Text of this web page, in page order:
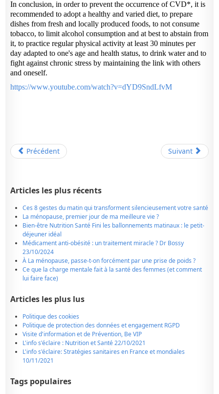
In conclusion, in order to prevent the occurrence of CVD*, it is
recommended to adopt a healthy and varied diet, to prepare
dishes from fresh and locally produced foods, to not consume
tobacco, to limit alcohol consumption and at best to abstain from
it, to practice regular physical activity at least 30 minutes per
day adapted to one's age and health status, to drink water and to
fight against chronic stress by maintaining the link with others
and oneself.
https://www.youtube.com/watch?v=dYD9SndLfvM
Précédent Suivant
Articles les plus récents
Ces 8 gestes du matin qui transforment silencieusement votre santé
La ménopause, premier jour de ma meilleure vie ?
Bien-être Nutrition Santé Fini les ballonnements matinaux : le petit-
déjeuner idéal
Médicament anti-obésité : un traitement miracle ? Dr Bossy
23/10/2024
À La ménopause, passe-t-on forcément par une prise de poids ?
Ce que la charge mentale fait à la santé des femmes (et comment
lui faire face)
Articles les plus lus
Politique des cookies
Politique de protection des données et engagement RGPD
Visite d'information et de Prévention, Be VIP
L'info s'éclaire : Nutrition et Santé 22/10/2021
L'info s'éclaire: Stratégies sanitaires en France et mondiales
10/11/2021
Tags populaires